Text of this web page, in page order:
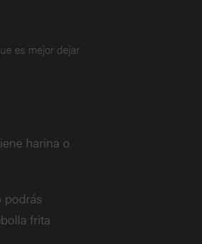
es mejor dejar
harina o
podrás
frita